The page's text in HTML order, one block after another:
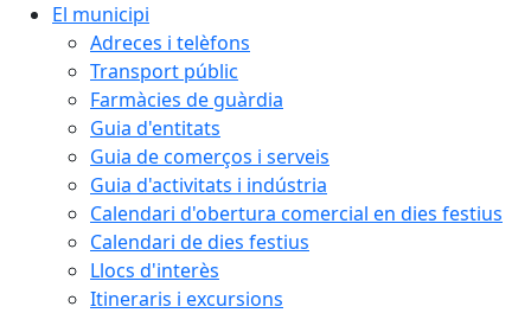
El municipi
Adreces i telèfons
Transport públic
Farmàcies de guàrdia
Guia d'entitats
Guia de comerços i serveis
Guia d'activitats i indústria
Calendari d'obertura comercial en dies festius
Calendari de dies festius
Llocs d'interès
Itineraris i excursions